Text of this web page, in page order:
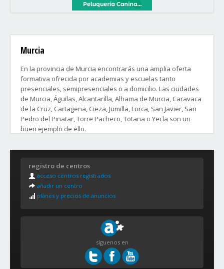
Murcia
En la provincia de Murcia encontrarás una amplia oferta
formativa ofrecida por academias y escuelas tanto
presenciales, semipresenciales o a domicilio. Las ciudades
de Murcia, Águilas, Alcantarilla, Alhama de Murcia, Caravaca
de la Cruz, Cartagena, Cieza, Jumilla, Lorca, San Javier, San
Pedro del Pinatar, Torre Pacheco, Totana o Yecla son un
buen ejemplo de ello.
Distritos y Barrios de la ciudad de Murcia:
1. EL CARMEN
El Carmen, Buenos Aires y Nuestra Señora de la Fuensanta
2. CENTRO-ESTE
San Antolín, San Nicolás, San Miguel, Santa Catalina y San
registro de centros
acceso centros registrados
añadir un centro
planes y precios de anuncios
síguenos en